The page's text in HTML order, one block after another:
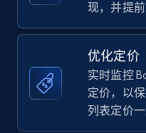
Amazon Reviews
URL, Product name,
rating object, Product
Author name, Asin,
7.4K+ 872+
现，并提前
优化定价
实时监控
定价，以
列表定价一